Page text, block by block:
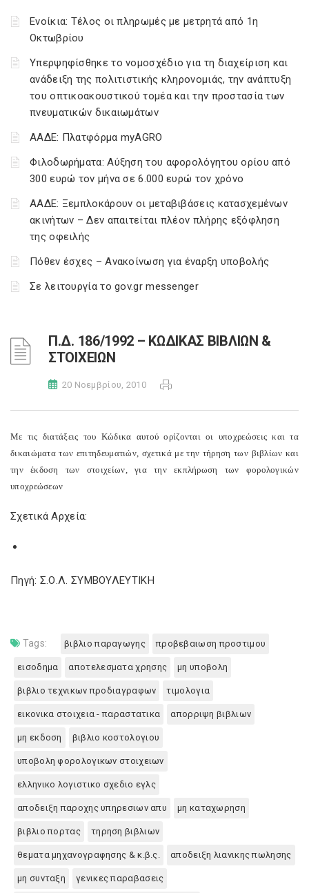
Ενοίκια: Τέλος οι πληρωμές με μετρητά από 1η
Οκτωβρίου
Υπερψηφίσθηκε το νομοσχέδιο για τη διαχείριση και
ανάδειξη της πολιτιστικής κληρονομιάς, την ανάπτυξη
του οπτικοακουστικού τομέα και την προστασία των
πνευματικών δικαιωμάτων
ΑΑΔΕ: Πλατφόρμα myAGRO
Φιλοδωρήματα: Αύξηση του αφορολόγητου ορίου από
300 ευρώ τον μήνα σε 6.000 ευρώ τον χρόνο
ΑΑΔΕ: Ξεμπλοκάρουν οι μεταβιβάσεις κατασχεμένων
ακινήτων – Δεν απαιτείται πλέον πλήρης εξόφληση
της οφειλής
Πόθεν έσχες – Ανακοίνωση για έναρξη υποβολής
Σε λειτουργία το gov.gr messenger
Π.Δ. 186/1992 – ΚΩΔΙΚΑΣ ΒΙΒΛΙΩΝ &
ΣΤΟΙΧΕΙΩΝ
20 Νοεμβρίου, 2010
Με τις διατάξεις του Κώδικα αυτού ορίζονται οι υποχρεώσεις και τα
δικαιώματα των επιτηδευματιών, σχετικά με την τήρηση των βιβλίων και
την έκδοση των στοιχείων, για την εκπλήρωση των φορολογικών
υποχρεώσεων
Σχετικά Αρχεία:
Πηγή: Σ.Ο.Λ. ΣΥΜΒΟΥΛΕΥΤΙΚΗ
Tags: βιβλιο παραγωγης προβεβαιωση προστιμου
εισοδημα αποτελεσματα χρησης μη υποβολη
βιβλιο τεχνικων προδιαγραφων τιμολογια
εικονικα στοιχεια - παραστατικα απορριψη βιβλιων
μη εκδοση βιβλιο κοστολογιου
υποβολη φορολογικων στοιχειων
ελληνικο λογιστικο σχεδιο εγλς
αποδειξη παροχης υπηρεσιων απυ μη καταχωρηση
βιβλιο πορτας τηρηση βιβλιων
θεματα μηχανογραφησης & κ.β.ς. αποδειξη λιανικης πωλησης
μη συνταξη γενικες παραβασεις